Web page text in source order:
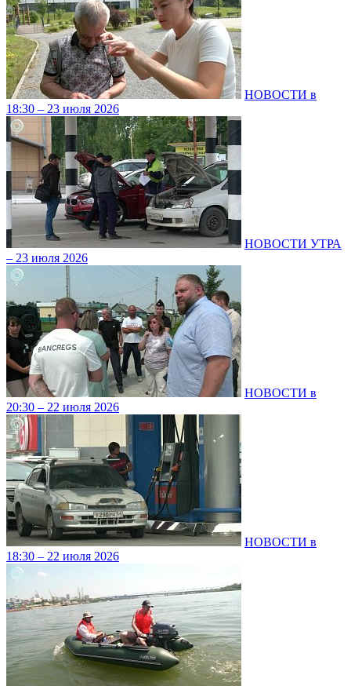
НОВОСТИ в
18:30 – 23 июля 2026
НОВОСТИ УТРА
– 23 июля 2026
НОВОСТИ в
20:30 – 22 июля 2026
НОВОСТИ в
18:30 – 22 июля 2026